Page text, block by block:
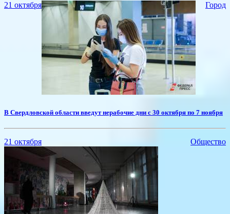
21 октября Город
В Свердловской области введут нерабочие дни с 30 октября по 7 ноября
21 октября Общество